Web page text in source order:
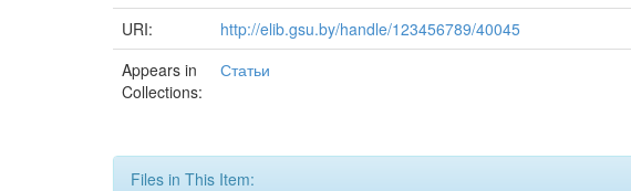
URI:
http://elib.gsu.by/handle/123456789/40045
Appears in
Collections:
Статьи
Files in This Item: